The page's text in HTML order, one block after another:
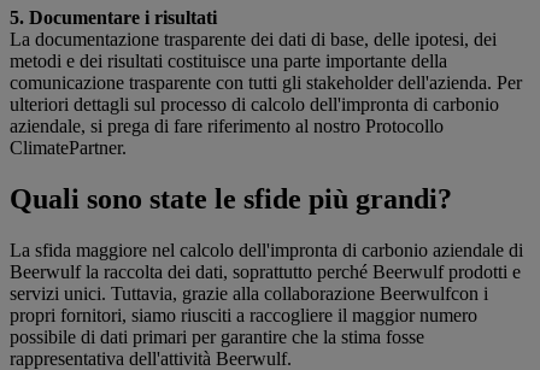
5. Documentare i risultati
La documentazione trasparente dei dati di base, delle ipotesi, dei
metodi e dei risultati costituisce una parte importante della
comunicazione trasparente con tutti gli stakeholder dell'azienda. Per
ulteriori dettagli sul processo di calcolo dell'impronta di carbonio
aziendale, si prega di fare riferimento al nostro Protocollo
ClimatePartner.
Quali sono state le sfide più grandi?
La sfida maggiore nel calcolo dell'impronta di carbonio aziendale di
Beerwulf la raccolta dei dati, soprattutto perché Beerwulf prodotti e
servizi unici. Tuttavia, grazie alla collaborazione Beerwulfcon i
propri fornitori, siamo riusciti a raccogliere il maggior numero
possibile di dati primari per garantire che la stima fosse
rappresentativa dell'attività Beerwulf.